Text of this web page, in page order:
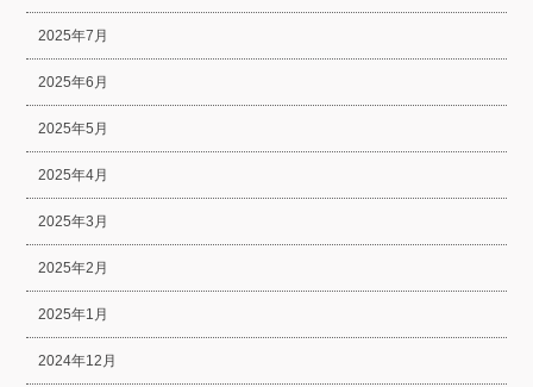
2025年7月
2025年6月
2025年5月
2025年4月
2025年3月
2025年2月
2025年1月
2024年12月